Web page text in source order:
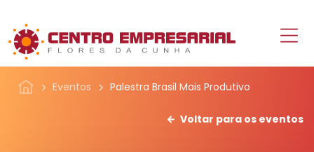
Eventos Palestra Brasil Mais Produtivo
Voltar para os eventos